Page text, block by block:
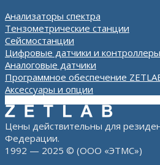
Анализаторы спектра
Тензометрические станции
Сейсмостанции
Цифровые датчики и контроллеры
Аналоговые датчики
Программное обеспечение
Аксессуары и опции
Цены действительны для
Федерации.
1992 — 2025 © (ООО «ЭТМС»)